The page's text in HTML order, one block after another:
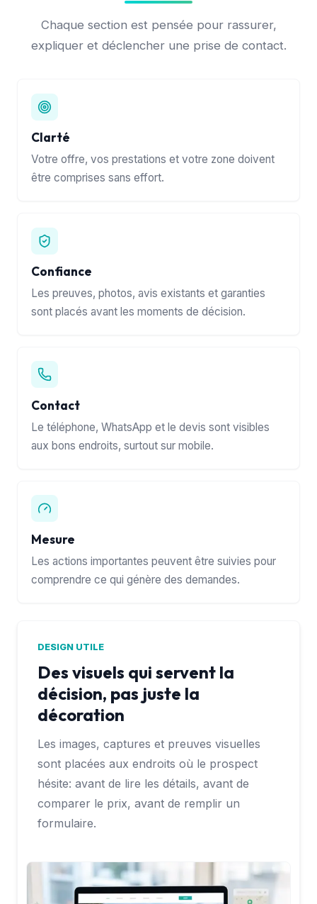
Chaque section est pensée pour rassurer,
expliquer et déclencher une prise de contact.
Clarté
Votre offre, vos prestations et votre zone doivent
être comprises sans effort.
Confiance
Les preuves, photos, avis existants et garanties
sont placés avant les moments de décision.
Contact
Le téléphone, WhatsApp et le devis sont visibles
aux bons endroits, surtout sur mobile.
Mesure
Les actions importantes peuvent être suivies pour
comprendre ce qui génère des demandes.
DESIGN UTILE
Des visuels qui servent la
décision, pas juste la
décoration
Les images, captures et preuves visuelles
sont placées aux endroits où le prospect
hésite: avant de lire les détails, avant de
comparer le prix, avant de remplir un
formulaire.